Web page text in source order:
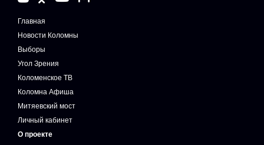
Главная
Новости Коломны
Выборы
Угол Зрения
Коломенское ТВ
Коломна Афиша
Митяевский мост
Личный кабинет
О проекте